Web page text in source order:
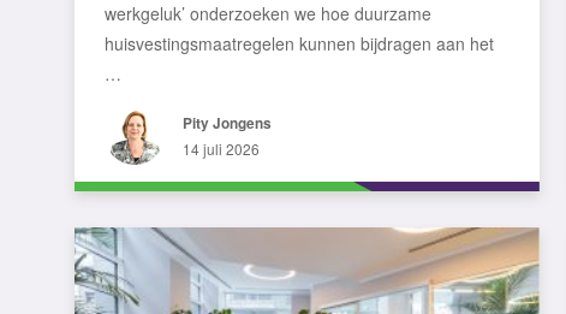
werkgeluk’ onderzoeken we hoe duurzame
huisvestingsmaatregelen kunnen bijdragen aan het
…
Pity Jongens
14 juli 2026